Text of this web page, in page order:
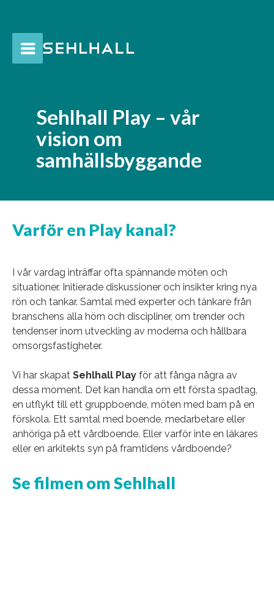
Sehlhall Play – vår
vision om
samhällsbyggande
Varför en Play kanal?
I vår vardag inträffar ofta spännande möten och
situationer. Initierade diskussioner och insikter kring nya
rön och tankar. Samtal med experter och tänkare från
branschens alla hörn och discipliner, om trender och
tendenser inom utveckling av moderna och hållbara
omsorgsfastigheter.
Vi har skapat Sehlhall Play för att fånga några av
dessa moment. Det kan handla om ett första spadtag,
en utflykt till ett gruppboende, möten med barn på en
förskola. Ett samtal med boende, medarbetare eller
anhöriga på ett vårdboende. Eller varför inte en läkares
eller en arkitekts syn på framtidens vårdboende?
Se filmen om Sehlhall